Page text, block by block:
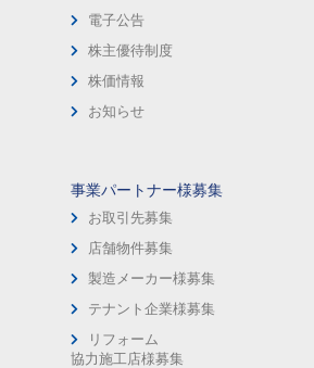
電子公告
株主優待制度
株価情報
お知らせ
事業パートナー様募集
お取引先募集
店舗物件募集
製造メーカー様募集
テナント企業様募集
リフォーム
協力施工店様募集